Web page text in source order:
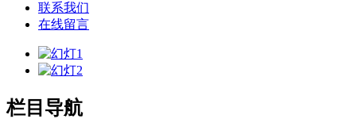
联系我们
在线留言
栏目导航